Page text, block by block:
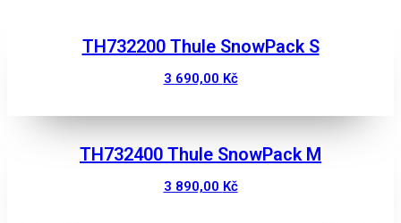
TH732200 Thule SnowPack S
3 690,00 Kč
TH732400 Thule SnowPack M
3 890,00 Kč